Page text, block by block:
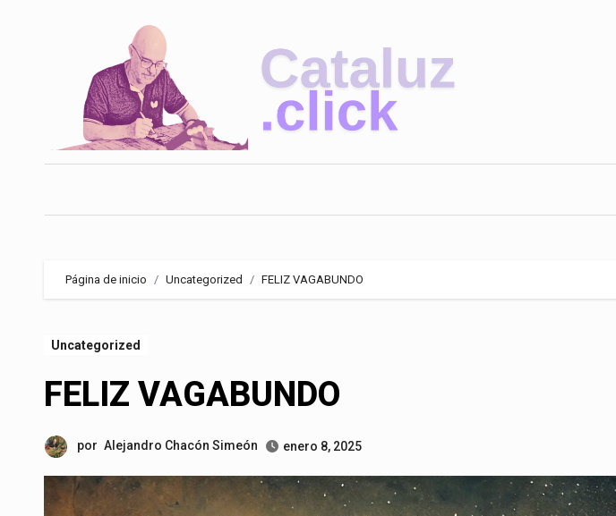
Página de inicio Uncategorized FELIZ VAGABUNDO
Uncategorized
FELIZ VAGABUNDO
por Alejandro Chacón Simeón enero 8, 2025